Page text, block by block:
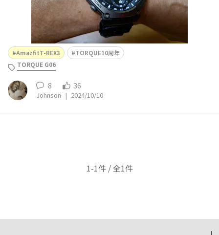
AmazfitT-REX3
TORQUE10周年
TORQUE G06
8 36
Johnson | 2024/10/10
1-1件 / 全1件